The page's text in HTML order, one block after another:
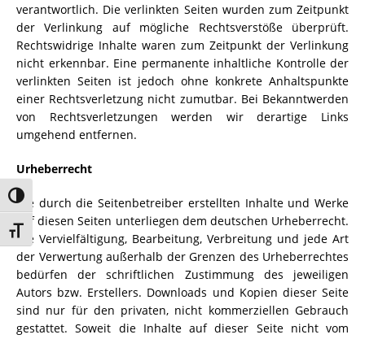
Umschalten auf hohe Kontraste
Schrift vergrößern
verantwortlich. Die verlinkten Seiten wurden zum Zeitpunkt
der Verlinkung auf mögliche Rechtsverstöße überprüft.
Rechtswidrige Inhalte waren zum Zeitpunkt der Verlinkung
nicht erkennbar. Eine permanente inhaltliche Kontrolle der
verlinkten Seiten ist jedoch ohne konkrete Anhaltspunkte
einer Rechtsverletzung nicht zumutbar. Bei Bekanntwerden
von Rechtsverletzungen werden wir derartige Links
umgehend entfernen.
Urheberrecht
Die durch die Seitenbetreiber erstellten Inhalte und Werke
auf diesen Seiten unterliegen dem deutschen Urheberrecht.
Die Vervielfältigung, Bearbeitung, Verbreitung und jede Art
der Verwertung außerhalb der Grenzen des Urheberrechtes
bedürfen der schriftlichen Zustimmung des jeweiligen
Autors bzw. Erstellers. Downloads und Kopien dieser Seite
sind nur für den privaten, nicht kommerziellen Gebrauch
gestattet. Soweit die Inhalte auf dieser Seite nicht vom